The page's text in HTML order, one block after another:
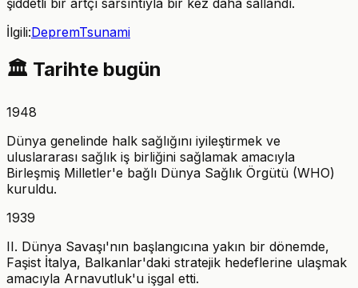
İlgili:DepremTsunami
🏛️ Tarihte bugün
1948
Dünya genelinde halk sağlığını iyileştirmek ve
uluslararası sağlık iş birliğini sağlamak amacıyla
Birleşmiş Milletler'e bağlı Dünya Sağlık Örgütü (WHO)
kuruldu.
1939
II. Dünya Savaşı'nın başlangıcına yakın bir dönemde,
Faşist İtalya, Balkanlar'daki stratejik hedeflerine ulaşmak
amacıyla Arnavutluk'u işgal etti.